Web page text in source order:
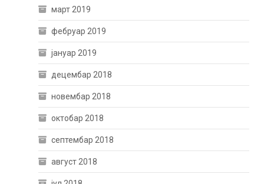
март 2019
фебруар 2019
јануар 2019
децембар 2018
новембар 2018
октобар 2018
септембар 2018
август 2018